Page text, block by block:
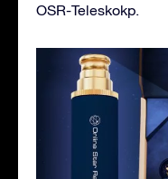
OSR-Teleskokp.